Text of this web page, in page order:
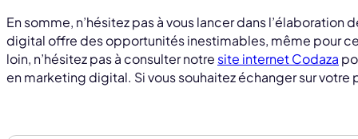
En somme, n’hésitez pas à vous lancer dans
digital offre des opportunités inestimables, même pour
loin, n’hésitez pas à consulter notre site internet Codaza
en marketing digital. Si vous souhaitez échanger sur